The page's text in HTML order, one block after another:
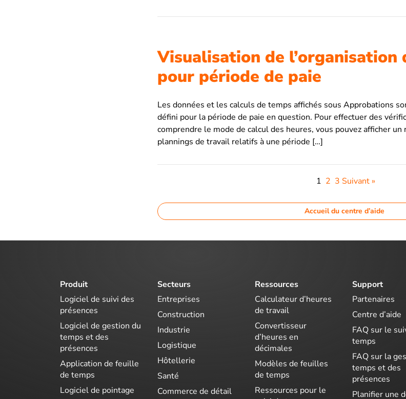
Visualisation de l’organisation
pour période de paie
Les données et les calculs de temps affichés sous Approbations
défini pour la période de paie en question. Pour effectuer des
comprendre le mode de calcul des heures, vous pouvez afficher un
plannings de travail relatifs à une période […]
1 2 3 Suivant »
Accueil du centre d’aide
Produit
Logiciel de suivi des
présences
Logiciel de gestion du
temps et des
présences
Application de feuille
de temps
Logiciel de pointage
Secteurs
Entreprises
Construction
Industrie
Logistique
Hôtellerie
Santé
Commerce de détail
Ressources
Calculateur d’heures
de travail
Convertisseur
d’heures en
décimales
Modèles de feuilles
de temps
Ressources pour le
Support
Partenaires
Centre d’aide
FAQ sur le
temps
FAQ sur la
temps et des
présences
Planifier une